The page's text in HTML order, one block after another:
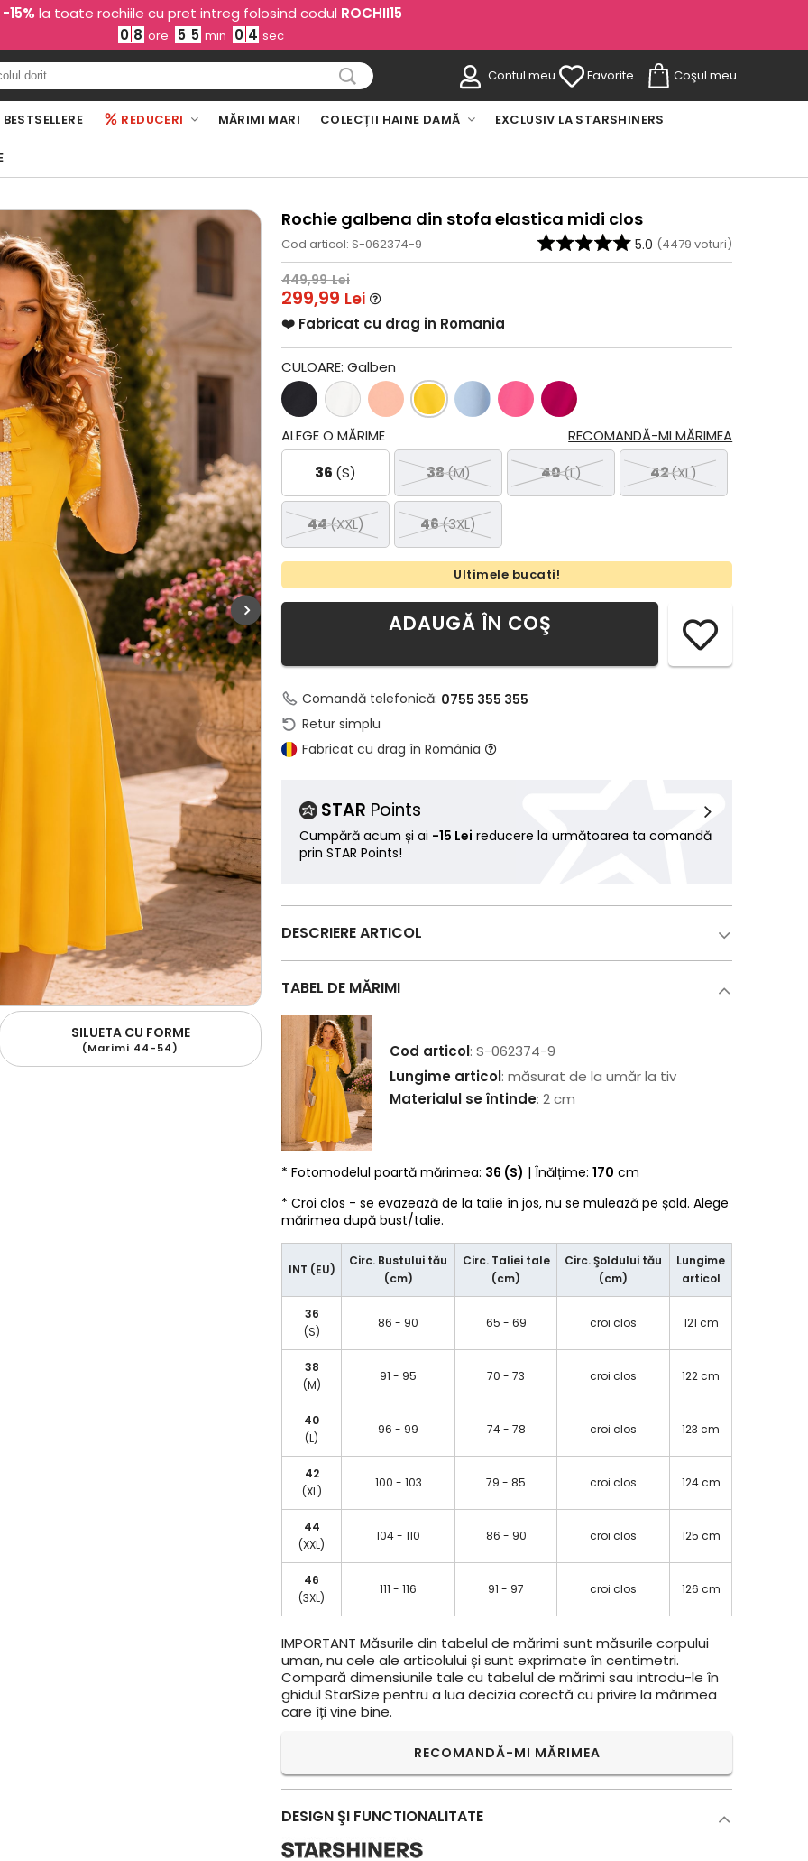
-15% la toate rochiile cu pret intreg folosind codul ROCHII15
0 8 ore 5 5 min 0 3 sec
Contul meu Favorite Coşul meu
BESTSELLERE REDUCERI MĂRIMI MARI COLECȚII HAINE DAMĂ EXCLUSIV LA STARSHINERS
SILUETA CU FORME
(Marimi 44-54)
Rochie galbena din stofa elastica midi clos
Cod articol: S-062374-9 5.0 (4479 voturi)
449,99 Lei
299,99 Lei
❤️ Fabricat cu drag in Romania
CULOARE:Galben
RECOMANDĂ-MI MĂRIMEA
ALEGE O MĂRIME
36 (S) 38(M) 40(L) 42(XL)
44(XXL) 46(3XL)
Ultimele bucati!
ADAUGĂ ÎN COŞ
Comandă telefonică: 0755 355 355
Retur simplu
Fabricat cu drag în România
STAR Points
Cumpără acum și ai -15 Lei reducere la următoarea ta comandă
prin STAR Points!
DESCRIERE ARTICOL
TABEL DE MĂRIMI
Cod articol: S-062374-9
Lungime articol: măsurat de la umăr la tiv
Materialul se întinde: 2 cm
* Fotomodelul poartă mărimea: 36 (S) | Înălțime:170 cm
* Croi clos - se evazează de la talie în jos, nu se mulează pe șold. Alege
mărimea după bust/talie.
INT (EU)
Circ. Bustului tău
(cm)
Circ. Taliei tale
(cm)
Circ. Şoldului tău
(cm)
Lungime
articol
36
(S)
86 - 90 65 - 69 croi clos 121 cm
38
(M)
91 - 95 70 - 73 croi clos 122 cm
40
(L)
96 - 99 74 - 78 croi clos 123 cm
42
(XL)
100 - 103 79 - 85 croi clos 124 cm
44
(XXL)
104 - 110 86 - 90 croi clos 125 cm
46
(3XL)
111 - 116 91 - 97 croi clos 126 cm
IMPORTANT Măsurile din tabelul de mărimi sunt măsurile corpului
uman, nu cele ale articolului și sunt exprimate în centimetri.
Compară dimensiunile tale cu tabelul de mărimi sau introdu-le în
ghidul StarSize pentru a lua decizia corectă cu privire la mărimea
care îți vine bine.
RECOMANDĂ-MI MĂRIMEA
DESIGN ŞI FUNCTIONALITATE